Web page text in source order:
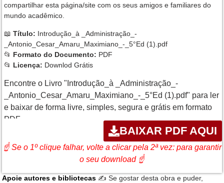
compartilhar esta página/site com os seus amigos e familiares do
mundo acadêmico.
📖 Título: Introdução_à _Administração_-
_Antonio_Cesar_Amaru_Maximiano_-_5°Ed (1).pdf
📂 Formato do Documento: PDF
📂 Licença: Downlod Grátis
Encontre o Livro "Introdução_à _Administração_-
_Antonio_Cesar_Amaru_Maximiano_-_5°Ed (1).pdf" para ler
e baixar de forma livre, simples, segura e grátis em formato
PDF
BAIXAR PDF AQUI
☝ Se o 1º clique falhar, volte a clicar pela 2ª vez: para garantir
o seu download ☝
Apoie autores e bibliotecas ✍️ Se gostar desta obra e puder,